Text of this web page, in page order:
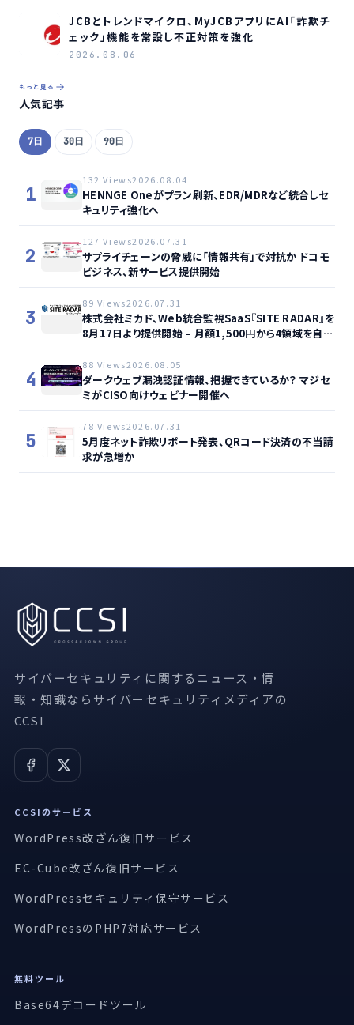
JCBとトレンドマイクロ、MyJCBアプリにAI「詐欺チ
ェック」機能を常設し不正対策を強化
2026.08.06
もっと見る
人気記事
7日 30日 90日
1
132 Views2026.08.04
HENNGE Oneがプラン刷新、EDR/MDRなど統合しセ
キュリティ強化へ
2
127 Views2026.07.31
サプライチェーンの脅威に「情報共有」で対抗か ドコモ
ビジネス、新サービス提供開始
3
89 Views2026.07.31
株式会社ミカド、Web統合監視SaaS『SITE RADAR』を
8月17日より提供開始 – 月額1,500円から4領域を自動
監視、動的サイト…
4
88 Views2026.08.05
ダークウェブ漏洩認証情報、把握できているか？ マジセ
ミがCISO向けウェビナー開催へ
5
78 Views2026.07.31
5月度ネット詐欺リポート発表、QRコード決済の不当請
求が急増か
サイバーセキュリティに関するニュース・情
報・知識ならサイバーセキュリティメディアの
CCSI
CCSIのサービス
WordPress改ざん復旧サービス
EC-Cube改ざん復旧サービス
WordPressセキュリティ保守サービス
WordPressのPHP7対応サービス
無料ツール
Base64デコードツール